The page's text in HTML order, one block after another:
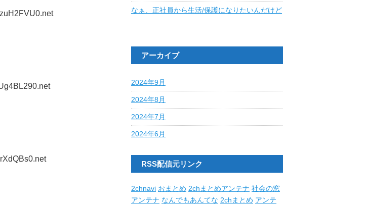
なぁ、正社員から生活/保護になりたいんだけど
アーカイブ
2024年9月
2024年8月
2024年7月
2024年6月
RSS配信元リンク
2chnavi おまとめ 2chまとめアンテナ 社会の窓
アンテナ なんでもあんてな 2chまとめ アンテ